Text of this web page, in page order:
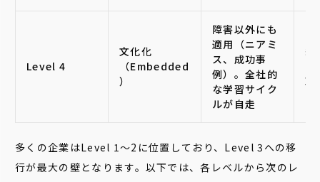
Level 4
文化化
（Embedded
）
障害以外にも
適用（ニアミ
ス、成功事
例）。全社的
な学習サイク
ルが自走
継
取
多くの企業はLevel 1〜2に位置しており、Level 3への移
行が最大の壁となります。以下では、各レベルから次のレ